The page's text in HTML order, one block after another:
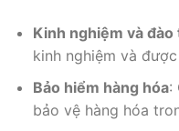
Kinh nghiệm và đào
kinh nghiệm và
Bảo hiểm hàng hóa:
bảo vệ hàng hóa